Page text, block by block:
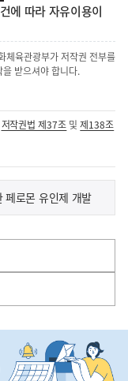
에 따라 자유이용이
체육관광부가 저작권 전부를
받으셔야 합니다.
저작권법 제37조 및제138조
페로몬 유인제 개발